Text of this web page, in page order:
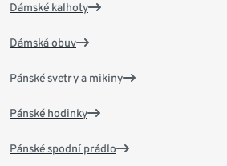
Dámské kalhoty
Dámská obuv
Pánské svetry a mikiny
Pánské hodinky
Pánské spodní prádlo